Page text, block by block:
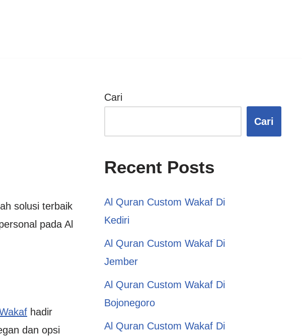
solusi terbaik
pada Al
hadir
dan opsi
Cari
Cari
Recent Posts
Al Quran Custom Wakaf Di
Kediri
Al Quran Custom Wakaf Di
Jember
Al Quran Custom Wakaf Di
Bojonegoro
Al Quran Custom Wakaf Di